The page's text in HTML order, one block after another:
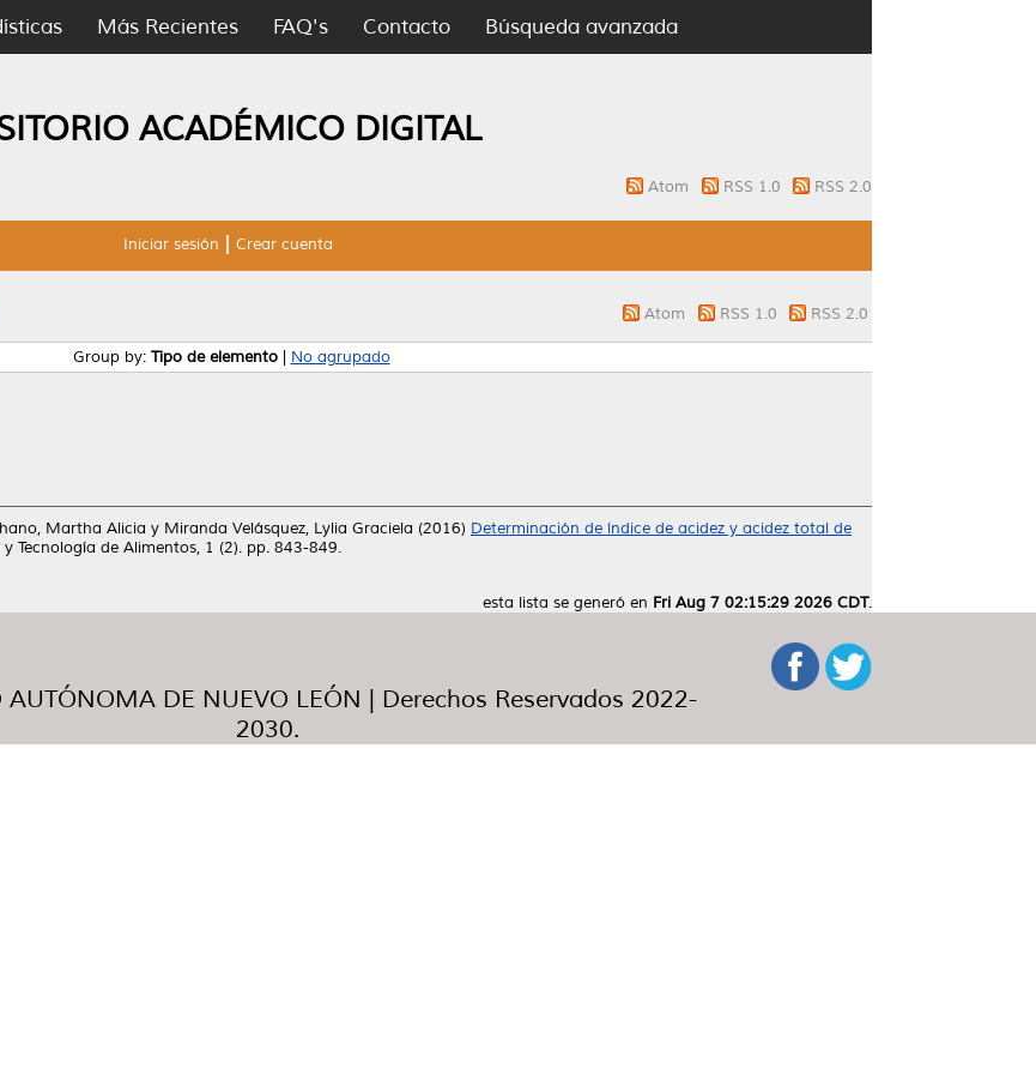
Más Recientes FAQ's Contacto Búsqueda avanzada
ACADÉMICO DIGITAL
Atom RSS 1.0 RSS 2.0
Iniciar sesión Crear cuenta
Atom RSS 1.0 RSS 2.0
Group by: Tipo de elemento| No agrupado
Martha Alicia y Miranda Velásquez, Lylia Graciela (2016) Determinación de índice de acidez y acidez total de
Tecnología de Alimentos, 1 (2). pp. 843-849.
esta lista se generó en Fri Aug 7 02:15:29 2026 CDT.
AUTÓNOMA DE NUEVO LEÓN | Derechos Reservados 2022-
2030.